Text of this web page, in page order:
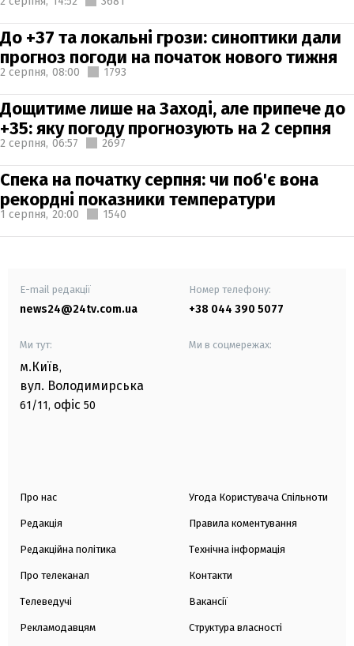
До +37 та локальні грози: синоптики дали
прогноз погоди на початок нового тижня
2 серпня, 08:00 1793
Дощитиме лише на Заході, але припече до
+35: яку погоду прогнозують на 2 серпня
2 серпня, 06:57 2697
Спека на початку серпня: чи поб'є вона
рекордні показники температури
1 серпня, 20:00 1540
E-mail редакції
news24@24tv.com.ua
Номер телефону:
+38 044 390 5077
Ми тут:
м.Київ,
вул. Володимирська
61/11, офіс 50
Ми в соцмережах:
Про нас
Редакція
Редакційна політика
Про телеканал
Телеведучі
Рекламодавцям
Угода Користувача Спільноти
Правила коментування
Технічна інформація
Контакти
Вакансії
Структура власності